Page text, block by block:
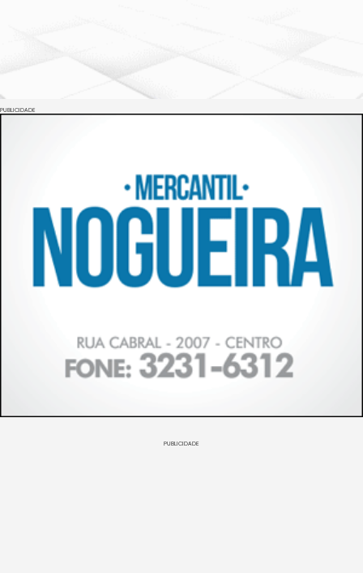
PUBLICIDADE
PUBLICIDADE